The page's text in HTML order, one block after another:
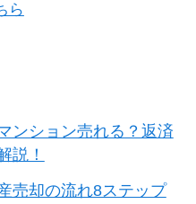
ら
ンション売れる？返済
説！
売却の流れ8ステップ